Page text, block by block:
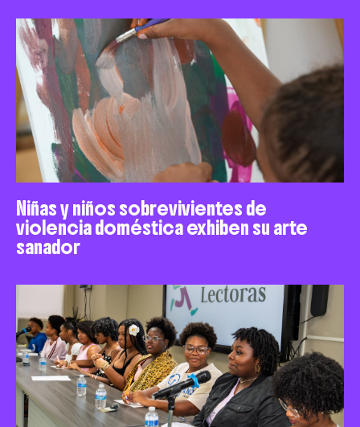
Niñas y niños sobrevivientes de
violencia doméstica exhiben su arte
sanador